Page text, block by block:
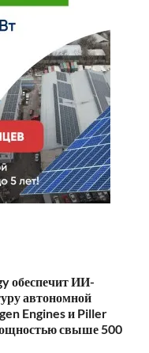
обеспечит ИИ-
автономной
Engines и Piller
свыше 500